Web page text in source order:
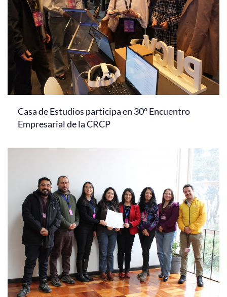
Casa de Estudios participa en 30° Encuentro
Empresarial de la CRCP